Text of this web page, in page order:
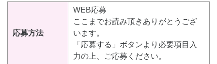
応募方法
WEB応募
ここまでお読み頂きありがとうござ
います。
「応募する」ボタンより必要項目入
力の上、ご応募ください。